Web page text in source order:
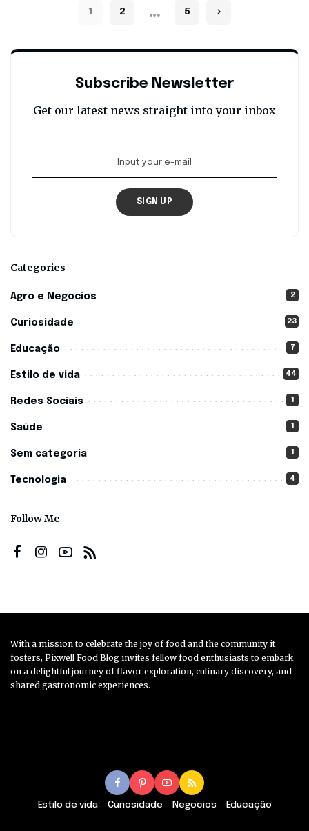
1 2 … 5
Subscribe Newsletter
Get our latest news straight into your inbox
SIGN UP
Categories
Agro e Negocios 2
Curiosidade 23
Educação 7
Estilo de vida 44
Redes Sociais 1
Saúde 1
Sem categoria 1
Tecnologia 4
Follow Me
With a mission to celebrate the joy of food and the community it
fosters, Pixwell Food Blog invites fellow food enthusiasts to embark
on a delightful journey of flavor exploration, culinary discovery, and
shared gastronomic experiences.
Estilo de vida Curiosidade Negocios Educação